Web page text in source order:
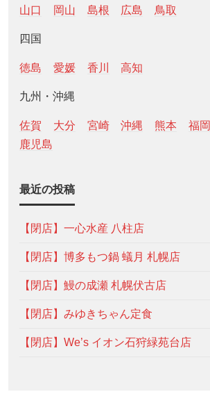
山口 岡山 島根 広島 鳥取
四国
徳島 愛媛 香川 高知
九州・沖縄
佐賀 大分 宮崎 沖縄 熊本 福岡
鹿児島
最近の投稿
【閉店】一心水産 八柱店
【閉店】博多もつ鍋 蟻月 札幌店
【閉店】鰻の成瀬 札幌伏古店
【閉店】みゆきちゃん定食
【閉店】We’s イオン石狩緑苑台店